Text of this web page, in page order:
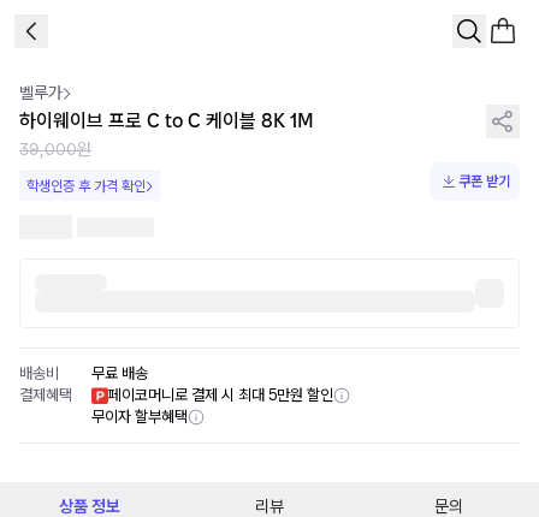
벨루가
하이웨이브 프로 C to C 케이블 8K 1M
39,000원
학생인증 후 가격 확인 쿠폰 받기
배송비
무료 배송
결제혜택
페이코머니로 결제 시 최대 5만원 할인
무이자 할부혜택
상품 정보 리뷰 문의